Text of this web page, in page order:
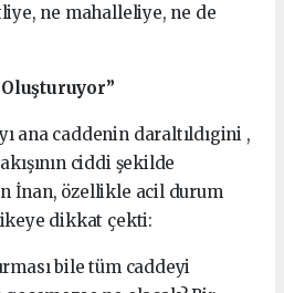
ne mahalleliye, ne de
ana caddenin daraltıldıgini ,
ciddi şekilde
İnan, özellikle acil durum
dikkat çekti:
bile tüm caddeyi